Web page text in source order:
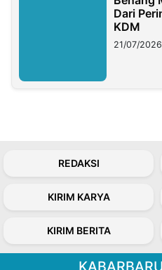
Dari
KDM
21/07/
REDAKSI
KIRIM KARYA
KIRIM BERITA